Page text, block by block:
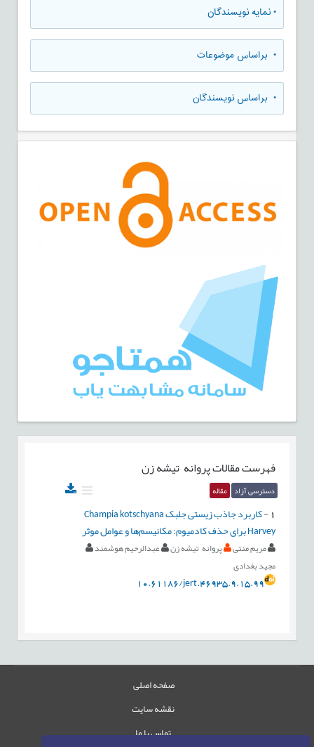
•نمایه نویسندگان
• براساس موضوعات
• براساس نویسندگان
فهرست مقالاتپروانه تیشه زن
دسترسی آزاد مقاله
-
کاربرد جاذب زیستی جلبک Champia kotschyana
Harvey برای حذف کادمیوم: مکانیسم‌ها و عوامل موثر
مریم منتی پروانه تیشه زن
عبدالرحیم هوشمند
مجید بغدادی
10.61186/jert.46935.9.15.99
صفحه اصلی
نقشه سایت
تماس با ما